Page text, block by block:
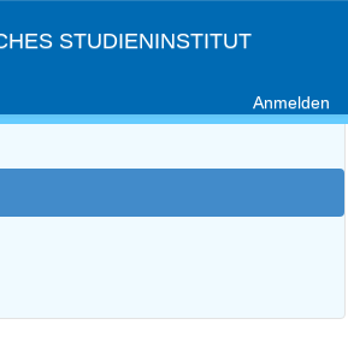
STUDIENINSTITUT
Anmelden